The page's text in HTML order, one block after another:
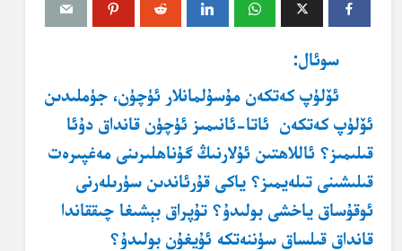
سوئال:
ئۆلۈپ كەتكەن مۇسۇلمانلار ئۈچۈن، جۈملىدىن
ئۆلۈپ كەتكەن ئاتا-ئانىمىز ئۈچۈن قانداق دۇئا
قىلىمىز؟ ئاللاھتىن ئۇلارنىڭ گۇناھلىرىنى مەغپىرەت
قىلىشىنى تىلەيمىز؟ ياكى قۇرئاندىن سۈرىلەرنى
ئوقۇساق ياخشى بولىدۇ؟ تۇپراق بېشىغا چىققاندا
قانداق قىلساق سۈننەتكە ئۇيغۇن بولىدۇ؟